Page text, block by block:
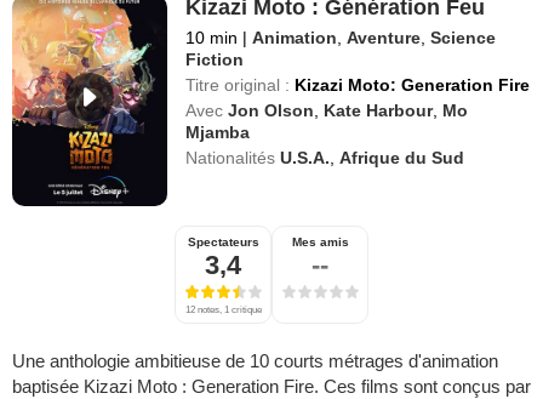
Kizazi Moto : Génération Feu
10 min | Animation ,Aventure ,Science
Fiction
Titre original : Kizazi Moto: Generation Fire
Avec Jon Olson Kate Harbour, Mo
Mjamba
Nationalités U.S.A. ,Afrique du Sud
Spectateurs
3,4
12 notes, 1 critique
Mes amis
--
Une anthologie ambitieuse de 10 courts métrages d'animation
baptisée Kizazi Moto : Generation Fire. Ces films sont conçus par